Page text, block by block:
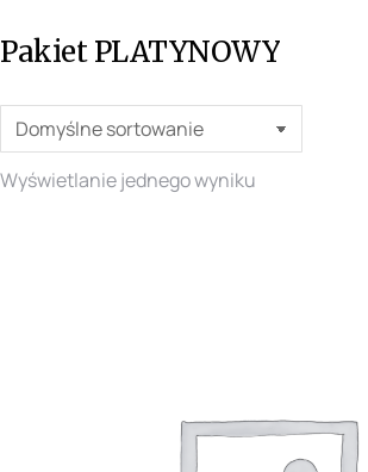
Pakiet PLATYNOWY
Wyświetlanie jednego wyniku